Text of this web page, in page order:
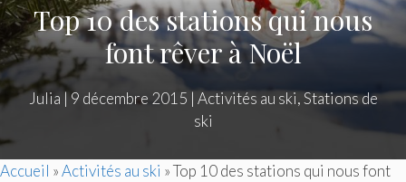
Top 10 des stations qui nous
font rêver à Noël
Julia |9 décembre 2015 | Activités au ski,Stations de
ski
Accueil »Activités au ski »Top 10 des stations qui nous font